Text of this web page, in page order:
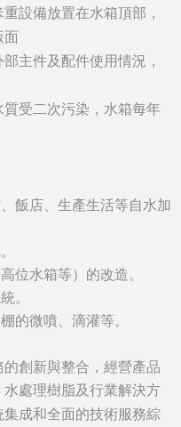
設備放置在水箱頂部，
面
主件及配件使用情況，
受二次污染，水箱每年
飯店、生產生活等自水加
位水箱等）的改造。
。
的微噴、滴灌等。
創新與整合，經營產品
處理樹脂及行業解決方
成和全面的技術服務綜